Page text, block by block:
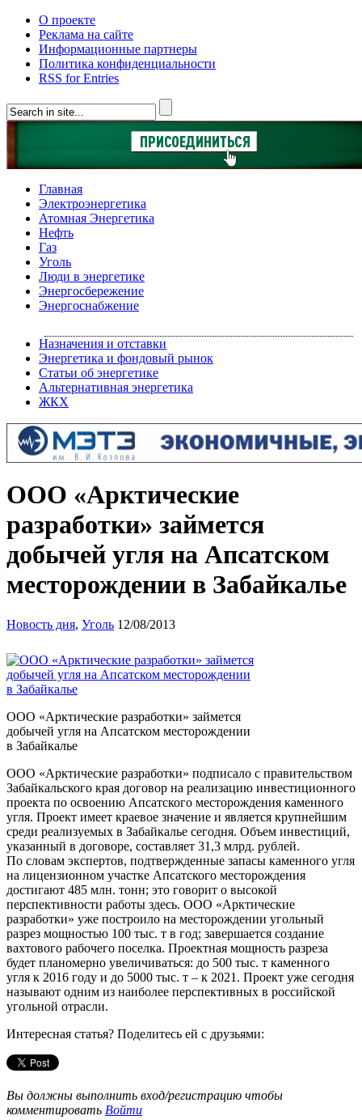
О проекте
Реклама на сайте
Информационные партнеры
Политика конфиденциальности
RSS for Entries
Главная
Электроэнергетика
Атомная Энергетика
Нефть
Газ
Уголь
Люди в энергетике
Энергосбережение
Энергоснабжение
Назначения и отставки
Энергетика и фондовый рынок
Статьи об энергетике
Альтернативная энергетика
ЖКХ
ООО «Арктические
разработки» займется
добычей угля на Апсатском
месторождении в Забайкалье
Новость дня, Уголь 12/08/2013
ООО «Арктические разработки» займется
добычей угля на Апсатском месторождении
в Забайкалье
ООО «Арктические разработки» подписало с правительством
Забайкальского края договор на реализацию инвестиционного
проекта по освоению Апсатского месторождения каменного
угля. Проект имеет краевое значение и является крупнейшим
среди реализуемых в Забайкалье сегодня. Объем инвестиций,
указанный в договоре, составляет 31,3 млрд. рублей.
По словам экспертов, подтвержденные запасы каменного угля
на лицензионном участке Апсатского месторождения
достигают 485 млн. тонн; это говорит о высокой
перспективности работы здесь. ООО «Арктические
разработки» уже построило на месторождении угольный
разрез мощностью 100 тыс. т в год; завершается создание
вахтового рабочего поселка. Проектная мощность разреза
будет планомерно увеличиваться: до 500 тыс. т каменного
угля к 2016 году и до 5000 тыс. т – к 2021. Проект уже сегодня
называют одним из наиболее перспективных в российской
угольной отрасли.
Интересная статья? Поделитесь ей с друзьями:
Вы должны выполнить вход/регистрацию чтобы
комментировать Войти